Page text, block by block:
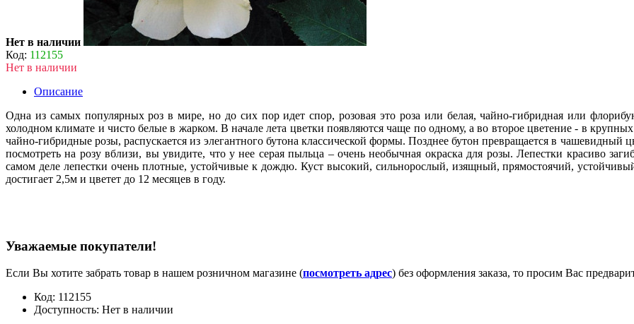
Нет в наличии
Код: 112155
Нет в наличии
Описание
Одна из самых популярных роз в мире, но до сих пор идет спор, розовая это роза или белая, чайно-гибридная или
холодном климате и чисто белые в жарком. В начале лета цветки появляются чаще по одному, а во второе цветение - в
чайно-гибридные розы, распускается из элегантного бутона классической формы. Позднее бутон превращается в
посмотреть на розу вблизи, вы увидите, что у нее серая пыльца – очень необычная окраска для розы. Лепестки красиво
самом деле лепестки очень плотные, устойчивые к дождю. Куст высокий, сильнорослый, изящный, прямостоячий,
достигает 2,5м и цветет до 12 месяцев в году.
Уважаемые покупатели!
Если Вы хотите забрать товар в нашем розничном магазине (посмотреть адрес) без оформления заказа, то просим Вас
Код: 112155
Доступность: Нет в наличии